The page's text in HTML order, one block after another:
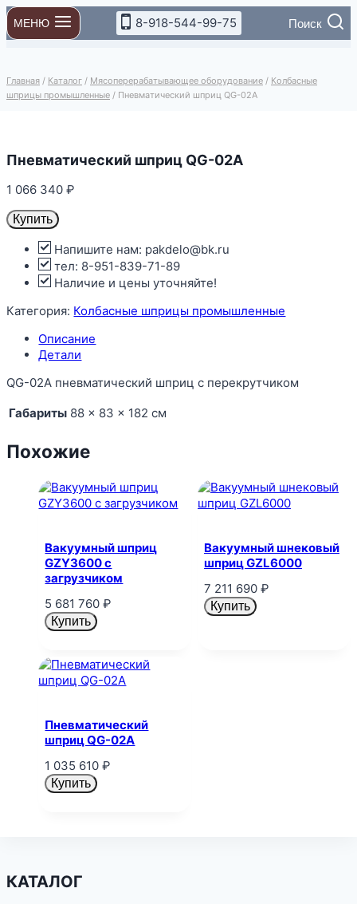
Перейти
к
содержимому
МЕНЮ 8-918-544-99-75 Поиск
Главная / Каталог / Мясоперерабатывающее оборудование / Колбасные
шприцы промышленные / Пневматический шприц QG-02A
Пневматический шприц QG-02A
1 066 340₽
Купить
Напишите нам: pakdelo@bk.ru
тел: 8-951-839-71-89
Наличие и цены уточняйте!
Категория: Колбасные шприцы промышленные
Описание
Детали
QG-02A пневматический шприц с перекрутчиком
Габариты 88 × 83 × 182 см
Похожие
Вакуумный шприц
GZY3600 с
загрузчиком
5 681 760₽
Купить
Вакуумный шнековый
шприц GZL6000
7 211 690 ₽
Купить
Пневматический
шприц QG-02A
1 035 610₽
Купить
КАТАЛОГ